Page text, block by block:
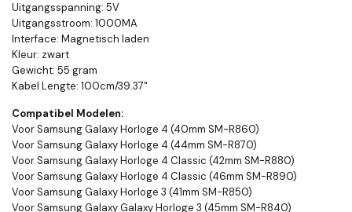
Uitgangsspanning: 5V
Uitgangsstroom: 1000MA
Interface: Magnetisch laden
Kleur: zwart
Gewicht: 55 gram
Kabel Lengte: 100cm/39.37"
Compatibel Modelen:
Voor Samsung Galaxy Horloge 4 (40mm SM-R860)
Voor Samsung Galaxy Horloge 4 (44mm SM-R870)
Voor Samsung Galaxy Horloge 4 Classic (42mm SM-R880)
Voor Samsung Galaxy Horloge 4 Classic (46mm SM-R890)
Voor Samsung Galaxy Horloge 3 (41mm SM-R850)
Voor Samsung Galaxy Galaxy Horloge 3 (45mm SM-R840)